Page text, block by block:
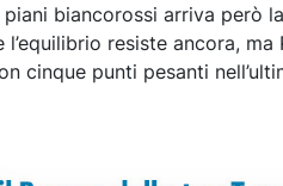
biancorossi arriva però
resiste ancora, ma
cinque punti pesanti